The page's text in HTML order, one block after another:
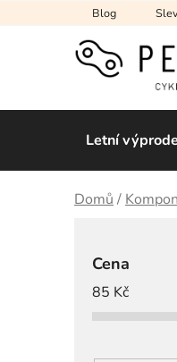
na
Blog
Letní
Domů /
Cena
85 Kč